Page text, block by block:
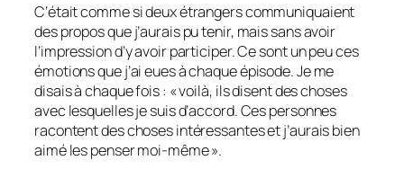
C’était comme si deux étrangers communiquaient
des propos que j’aurais pu tenir, mais sans avoir
l’impression d’y avoir participer. Ce sont un peu ces
émotions que j’ai eues à chaque épisode. Je me
disais à chaque fois : « voilà, ils disent des choses
avec lesquelles je suis d’accord. Ces personnes
racontent des choses intéressantes et j’aurais bien
aimé les penser moi-même ».